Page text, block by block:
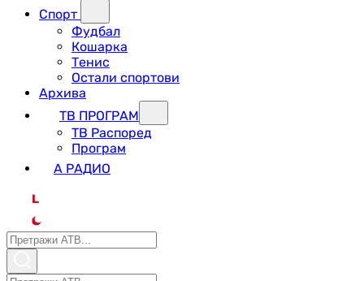
Спорт
Фудбал
Кошарка
Тенис
Остали спортови
Архива
ТВ ПРОГРАМ
ТВ Распоред
Програм
А РАДИО
L